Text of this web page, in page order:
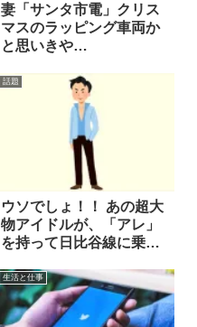
妻「サンタ市電」クリス
マスのラッピング車両か
と思いきや…
話題
ウソでしょ！！ あの超大
物アイドルが、「アレ」
を持って日比谷線に乗っ
生活と仕事